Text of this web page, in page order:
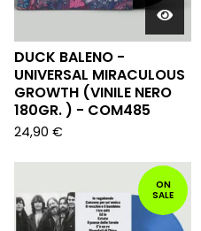
DUCK BALENO -
UNIVERSAL MIRACULOUS
GROWTH (VINILE NERO
180GR. ) - COM485
24,90 €
ON
SALE